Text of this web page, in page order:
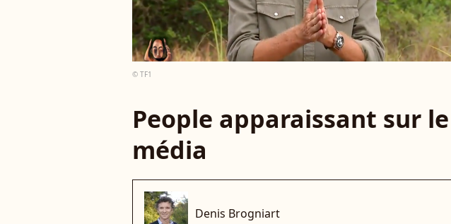
© TF1
People apparaissant sur le
média
Denis Brogniart